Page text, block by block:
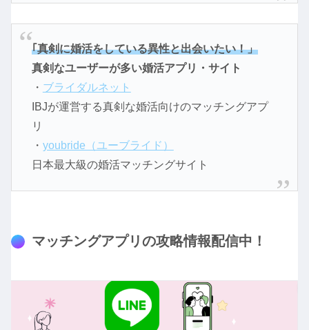
｢真剣に婚活をしている異性と出会いたい！」
真剣なユーザーが多い婚活アプリ・サイト
・ ブライダルネット
IBJが運営する真剣な婚活向けのマッチングアプ
リ
・ youbride（ユーブライド）
日本最大級の婚活マッチングサイト
マッチングアプリの攻略情報配信中！